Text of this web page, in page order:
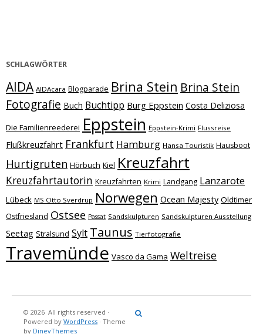
SCHLAGWÖRTER
AIDA AIDAcara Blogparade Brina Stein Brina Stein
Fotografie Buch Buchtipp Burg Eppstein Costa Deliziosa
Die Familienreederei Eppstein Eppstein-Krimi Flussreise
Flußkreuzfahrt Frankfurt Hamburg Hansa Touristik Hausboot
Hurtigruten Hörbuch Kiel Kreuzfahrt
Kreuzfahrtautorin Kreuzfahrten Krimi Landgang Lanzarote
Lübeck MS Otto Sverdrup Norwegen Ocean Majesty Oldtimer
Ostfriesland Ostsee Passat Sandskulpturen Sandskulpturen Ausstellung
Seetag Stralsund Sylt Taunus Tierfotografie
Travemünde Vasco da Gama Weltreise
© 2026 All rights reserved ·
Powered by WordPress · Theme
by DinevThemes